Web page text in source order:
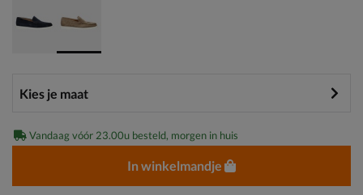
Vandaag vóór 23.00u besteld, morgen in huis
In winkelmandje